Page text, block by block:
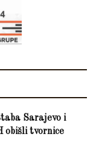
Sarajevo i
obišli tvornice